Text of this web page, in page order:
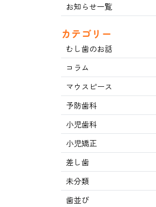
お知らせ一覧
カテゴリー
むし歯のお話
コラム
マウスピース
予防歯科
小児歯科
小児矯正
差し歯
未分類
歯並び